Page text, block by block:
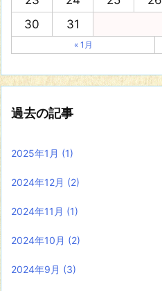
30
31
« 1月
過去の記事
2025年1月 (1)
2024年12月 (2)
2024年11月 (1)
2024年10月 (2)
2024年9月 (3)